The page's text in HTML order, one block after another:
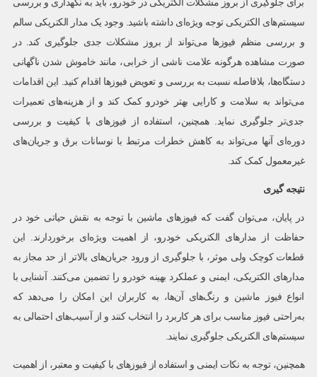
سیستم‌های الکتریکی توجه ویژه‌ای داشته باشید. وجود یک مدار الکتریکی سالم
و بررسی منظم فیوزها می‌تواند از بروز مشکلات جدی جلوگیری کند. در
صورت مشاهده هرگونه علامت ناشی از خرابی، مانند خاموش شدن ناگهانی
دستگاه‌ها، بلافاصله نسبت به بررسی و تعویض فیوزها اقدام کنید. این اقدامات
می‌تواند به سلامت و کارایی بهتر خودرو کمک کند و از هزینه‌های تعمیرات
جدی‌تر جلوگیری نماید. همچنین، استفاده از فیوزهای با کیفیت و بررسی
دوره‌ای آنها می‌تواند به کاهش خطرات مرتبط با نوسانات برق و جریان‌های
غیرمعمول کمک کند.
نتیجه گیری
در پایان، می‌توان گفت که فیوزهای ماشین با توجه به نقش حیاتی خود در
حفاظت از مدارهای الکتریکی خودرو، از اهمیت ویژه‌ای برخوردارند. این
قطعات کوچک ولی موثر، با جلوگیری از ورود جریان‌های بالاتر از حد مجاز به
مدارهای الکتریکی، ایمنی و عملکرد بهینه خودرو را تضمین می‌کنند. آشنایی با
انواع فیوز ماشین و رنگ‌های آن‌ها، به کاربران این امکان را می‌دهد که
به‌راحتی فیوز مناسب برای هر کاربرد را انتخاب کنند و از آسیب‌های احتمالی به
سیستم‌های الکتریکی جلوگیری نمایند.
همچنین، توجه به نکات ایمنی و استفاده از فیوزهای با کیفیت و معتبر، از اهمیت